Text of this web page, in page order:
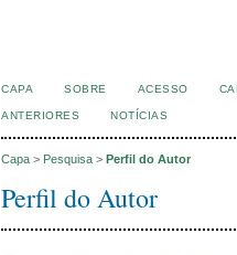
CAPA SOBRE ACESSO
ANTERIORES NOTÍCIAS
Capa > Pesquisa > Perfil do Autor
Perfil do Autor